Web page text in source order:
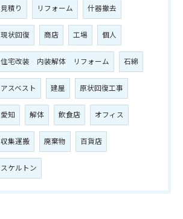
見積り リフォーム 什器撤去
現状回復 商店 工場 個人
住宅改装 内装解体 リフォーム 石綿
アスベスト 建屋 原状回復工事
愛知 解体 飲食店 オフィス
収集運搬 廃棄物 百貨店
スケルトン